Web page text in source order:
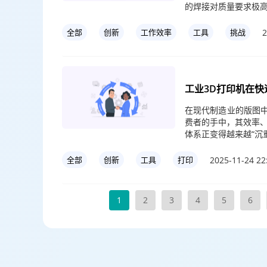
的焊接对质量要求极
全部 创新 工作效率 工具 挑战
工业3D打印机在
在现代制造业的版图
费者的手中，其效率
体系正变得越来越“沉
全部 创新 工具 打印 2025-11-24
1 2 3 4 5 6